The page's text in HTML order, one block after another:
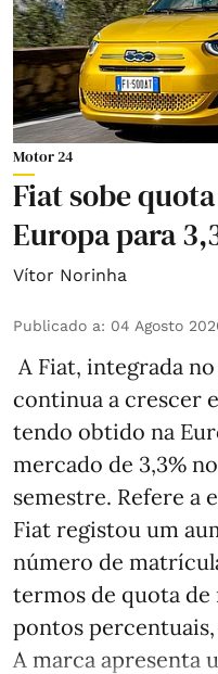
Motor 24
Fiat sobe
Europa para
Vítor Norinha
Publicado a: 04 Agosto
A Fiat, integrada
continua a crescer
tendo obtido na
mercado de 3,3%
semestre. Refere a
Fiat registou um
número de
termos de quota de
pontos
A marca apresenta